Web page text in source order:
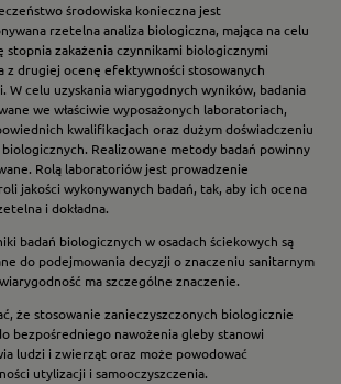
środowiska konieczna jest
rzetelna analiza biologiczna, mająca na celu
zakażenia czynnikami biologicznymi
z drugiej ocenę efektywności stosowanych
W celu uzyskania wiarygodnych wyników, badania
we właściwie wyposażonych laboratoriach,
kwalifikacjach oraz dużym doświadczeniu
Realizowane metody badań powinny
Rolą laboratoriów jest prowadzenie
jakości wykonywanych badań, tak, aby ich ocena
i dokładna.
badań biologicznych w osadach ściekowych są
do podejmowania decyzji o znaczeniu sanitarnym
ma szczególne znaczenie.
że stosowanie zanieczyszczonych biologicznie
bezpośredniego nawożenia gleby stanowi
ludzi i zwierząt oraz może powodować
uty­lizacji i samooczyszczenia.